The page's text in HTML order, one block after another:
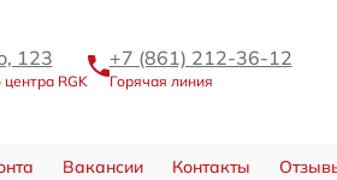
123
RGK
+7 (861) 212-36-12
Горячая линия
Вакансии Контакты